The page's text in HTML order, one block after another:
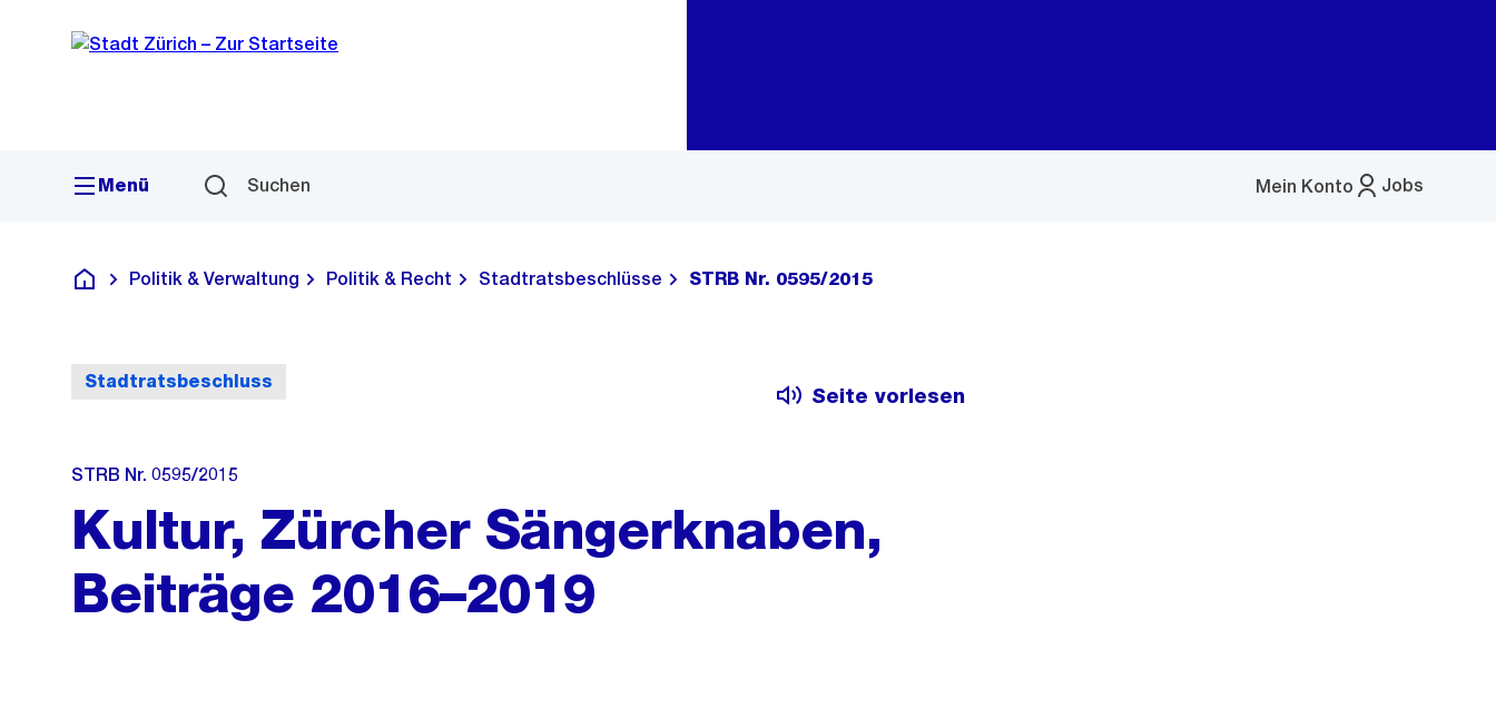
Navigation
Sprunglink
Menü Suchen Jobs
Mein Konto
Menü
Deutsch
Politik & Verwaltung Politik & Recht Stadtratsbeschlüsse STRB Nr. 0595/2015
Stadtratsbeschluss
Seite vorlesen
STRB Nr. 0595/2015
Kultur, Zürcher Sängerknaben,
Beiträge 2016–2019